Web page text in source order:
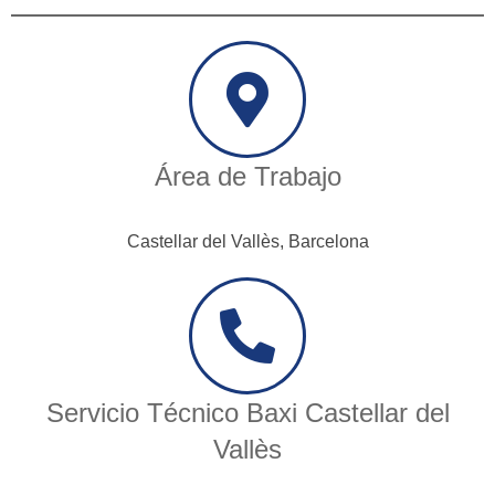
Área de Trabajo
Castellar del Vallès, Barcelona
Servicio Técnico Baxi Castellar del
Vallès